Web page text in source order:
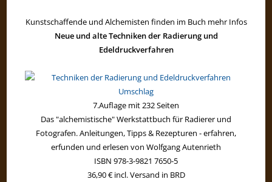
Kunstschaffende und Alchemisten finden im Buch mehr Infos
Neue und alte Techniken der Radierung und
Edeldruckverfahren
7.Auflage mit 232 Seiten
Das "alchemistische" Werkstattbuch für Radierer und
Fotografen. Anleitungen, Tipps & Rezepturen - erfahren,
erfunden und erlesen von Wolfgang Autenrieth
ISBN 978-3-9821 7650-5
36,90 € incl. Versand in BRD